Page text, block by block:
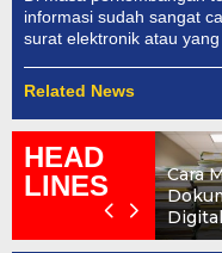
informasi sudah sangat
surat elektronik atau
Related News
HEAD
LINES
Cara
Digital